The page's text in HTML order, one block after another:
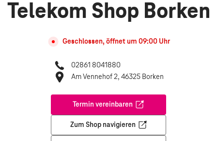
Telekom Shop Borken
Geschlossen, öffnet um 09:00 Uhr
02861 8041880
Am Vennehof 2, 46325 Borken
Termin vereinbaren
Öffnet in einem neuen Tab
Zum Shop navigieren
Öffnet in einem neuen Tab